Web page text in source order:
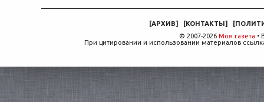
[АРХИВ] [КОНТАКТЫ] [
© 2007-2026 Моя газета •
При цитировании и использовании материалов